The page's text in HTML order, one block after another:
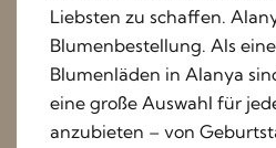
Liebsten zu schaffen.
Blumenbestellung. Als
Blumenläden in Alanya
eine große Auswahl für
anzubieten – von